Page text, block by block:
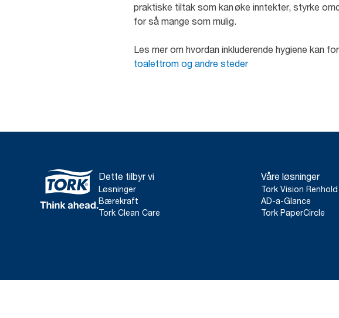
praktiske tiltak som kan øke inntekter, styrke
for så mange som mulig.
Les mer om hvordan inkluderende hygiene kan
toalettrom og andre steder
Dette tilbyr vi
Løsninger
Bærekraft
Tork Clean Care
Våre løsninger
Tork Vision Renhold
AD-a-Glance
Tork PaperCircle